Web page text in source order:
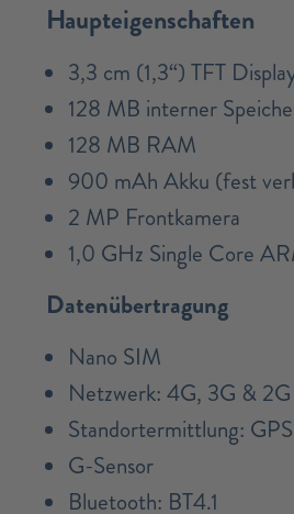
Haupteigenschaften
3,3 cm (1,3“) TFT
128 MB interner
128 MB RAM
900 mAh Akku (fest
2 MP Frontkamera
1,0 GHz Single Core
Datenübertragung
Nano SIM
Netzwerk: 4G, 3G & 2G
Standortermittlung:
G-Sensor
Bluetooth: BT4.1